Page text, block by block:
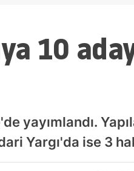
10
yayımlandı.
Yargı'da ise 3